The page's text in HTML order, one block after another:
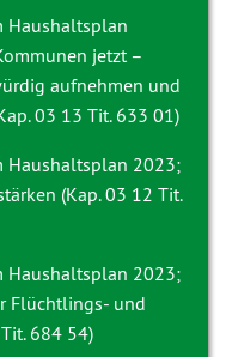
Haushaltsplan
jetzt –
aufnehmen und
03 13 Tit. 633 01)
Haushaltsplan 2023;
(Kap. 03 12 Tit.
Haushaltsplan 2023;
Flüchtlings- und
684 54)